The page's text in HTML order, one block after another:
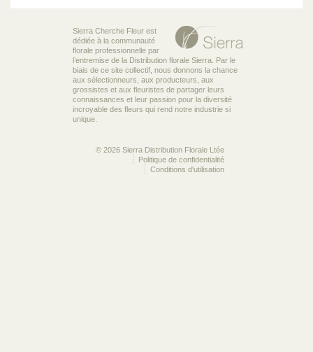
Sierra Cherche Fleur est
dédiée à la communauté
florale professionnelle par
l’entremise de la Distribution florale Sierra. Par le
biais de ce site collectif, nous donnons la chance
aux sélectionneurs, aux producteurs, aux
grossistes et aux fleuristes de partager leurs
connaissances et leur passion pour la diversité
incroyable des fleurs qui rend notre industrie si
unique.
© 2026 Sierra Distribution Florale Ltée
Politique de confidentialité
Conditions d'utilisation